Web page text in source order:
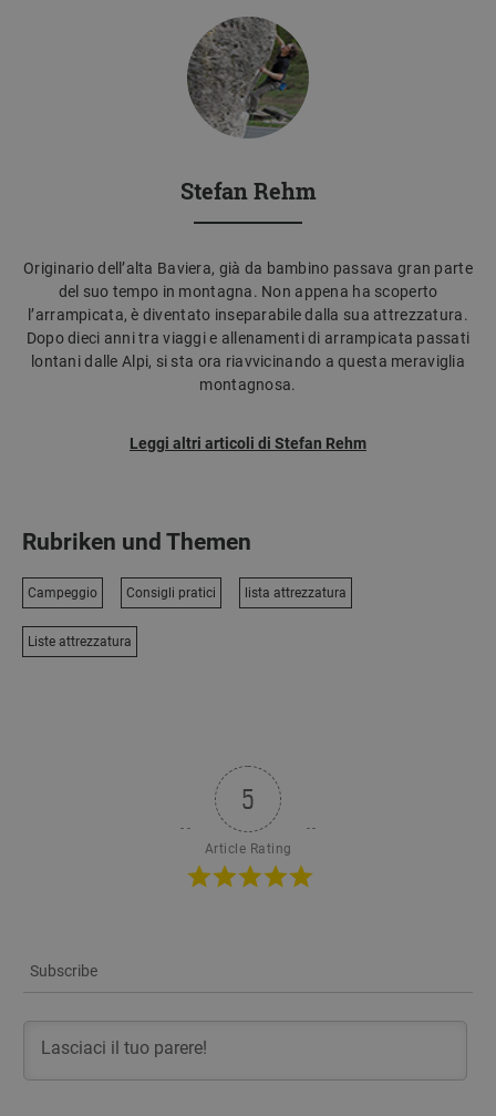
Stefan Rehm
Originario dell’alta Baviera, già da bambino passava gran parte
del suo tempo in montagna. Non appena ha scoperto
l’arrampicata, è diventato inseparabile dalla sua attrezzatura.
Dopo dieci anni tra viaggi e allenamenti di arrampicata passati
lontani dalle Alpi, si sta ora riavvicinando a questa meraviglia
montagnosa.
Leggi altri articoli di Stefan Rehm
Rubriken und Themen
Campeggio Consigli pratici lista attrezzatura
Liste attrezzatura
5
Article Rating
Subscribe